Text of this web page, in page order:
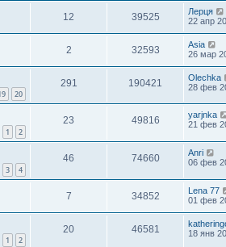
12 39525
Лерця
22 апр
2 32593
Asia
26 мар
20
291 190421
Olechka
28 фев
1 2
23 49816
yarjnka
21 фев
3 4
46 74660
Anri
06 фев
7 34852
Lena 77
01 фев
1 2
20 46581
18 янв